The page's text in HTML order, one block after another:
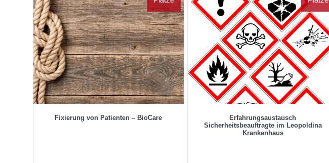
Fixierung von Patienten – BioCare
Erfahrungsaustausch
Sicherheitsbeauftragte im Leopoldina
Krankenhaus